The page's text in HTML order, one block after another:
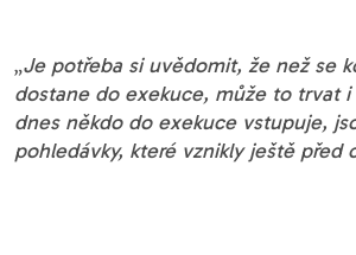
„Je potřeba si uvědomit, že než se
dostane do exekuce, může to trvat i
dnes někdo do exekuce vstupuje,
pohledávky, které vznikly ještě před